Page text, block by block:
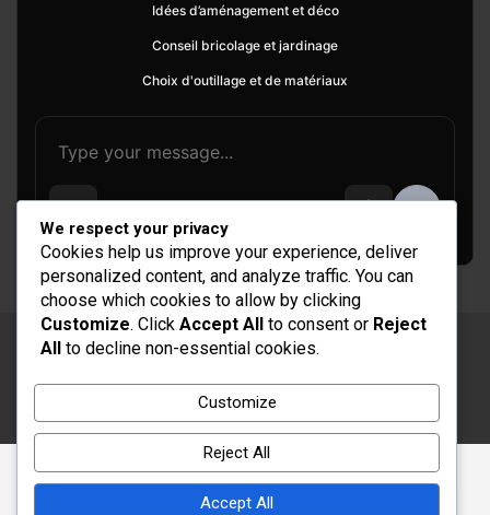
Idées d’aménagement et déco
Conseil bricolage et jardinage
Choix d'outillage et de matériaux
Copyright © 2026Rénovation et Décoration
Thème par :Theme Horse
Fièrement propulsé par :
We respect your privacy
Cookies help us improve your experience, deliver
personalized content, and analyze traffic. You can
choose which cookies to allow by clicking
Customize. Click Accept All to consent or Reject
All to decline non-essential cookies.
Customize
Reject All
Accept All